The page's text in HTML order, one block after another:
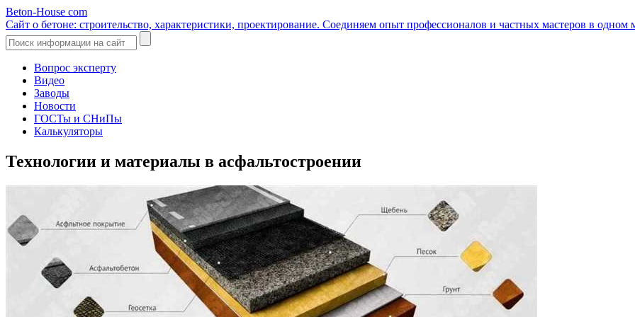
Beton-House com
Сайт о бетоне: строительство, характеристики, проектирование. Соединяем опыт профессионалов и частных мастеров в одном
Вопрос эксперту
Видео
Заводы
Новости
ГОСТы и СНиПы
Калькуляторы
Технологии и материалы в асфальтостроении